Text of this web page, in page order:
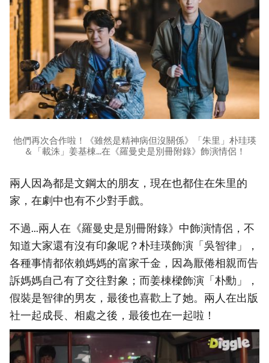
他們再次合作啦！《雖然是精神病但沒關係》「朱里」朴珪瑛
＆「載洙」姜基棟...在《羅曼史是別冊附錄》飾演情侶！
兩人因為都是文鋼太的朋友，現在也都住在朱里的
家，在劇中也有不少對手戲。
不過...兩人在《羅曼史是別冊附錄》中飾演情侶，不
知道大家還有沒有印象呢？朴珪瑛飾演「吳智律」，
各種事情都依賴媽媽的富家千金，因為厭倦相親而告
訴媽媽自己有了交往對象；而姜棟樑飾演「朴勳」，
假裝是智律的男友，最後也喜歡上了她。兩人在出版
社一起成長、相處之後，最後也在一起啦！